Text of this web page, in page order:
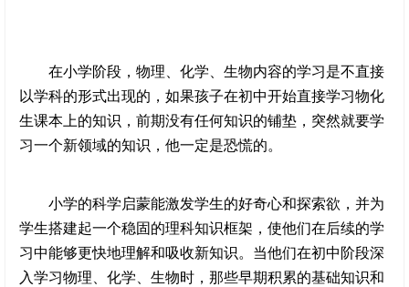
在小学阶段，物理、化学、生物内容的学习是不直接
以学科的形式出现的，如果孩子在初中开始直接学习物化
生课本上的知识，前期没有任何知识的铺垫，突然就要学
习一个新领域的知识，他一定是恐慌的。
小学的科学启蒙能激发学生的好奇心和探索欲，并为
学生搭建起一个稳固的理科知识框架，使他们在后续的学
习中能够更快地理解和吸收新知识。当他们在初中阶段深
入学习物理、化学、生物时，那些早期积累的基础知识和